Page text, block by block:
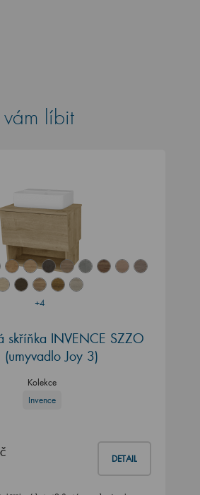
líbit
+4
skříňka INVENCE SZZO
Joy 3)
Kolekce
Invence
DETAIL